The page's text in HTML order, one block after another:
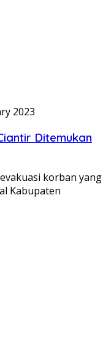
2023
Ditemukan
korban yang
Kabupaten